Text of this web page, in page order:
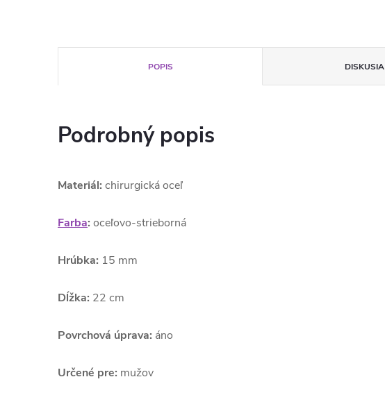
POPIS DISKUSIA
Podrobný popis
Materiál: chirurgická oceľ
Farba: oceľovo-strieborná
Hrúbka: 15 mm
Dĺžka: 22 cm
Povrchová úprava: áno
Určené pre: mužov